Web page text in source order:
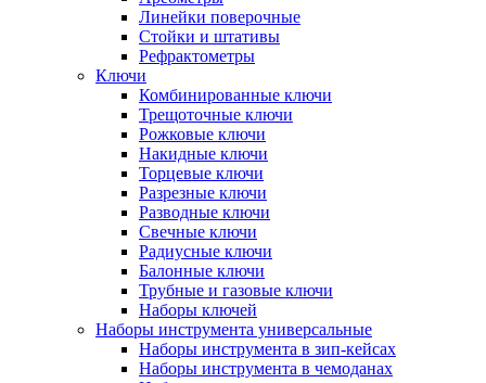
Линейки поверочные
Стойки и штативы
Рефрактометры
Ключи
Комбинированные ключи
Трещоточные ключи
Рожковые ключи
Накидные ключи
Торцевые ключи
Разрезные ключи
Разводные ключи
Свечные ключи
Радиусные ключи
Балонные ключи
Трубные и газовые ключи
Наборы ключей
Наборы инструмента универсальные
Наборы инструмента в зип-кейсах
Наборы инструмента в чемоданах